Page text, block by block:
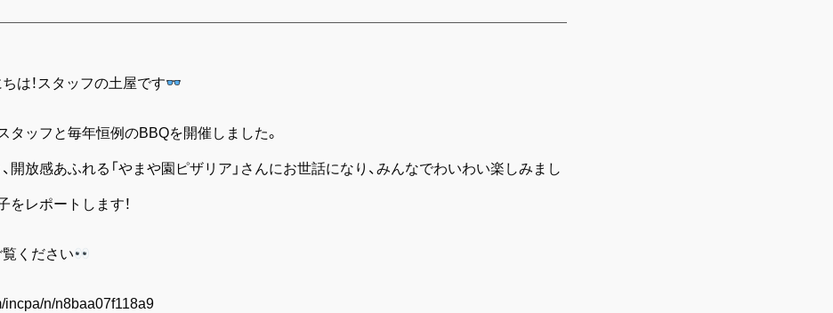
は！スタッフの土屋です
タッフと毎年恒例のBBQを開催しました。
開放感あふれる「やまや園ピザリア」さんにお世話になり、みんなでわいわい楽しみまし
をレポートします！
ください
incpa/n/n8baa07f118a9